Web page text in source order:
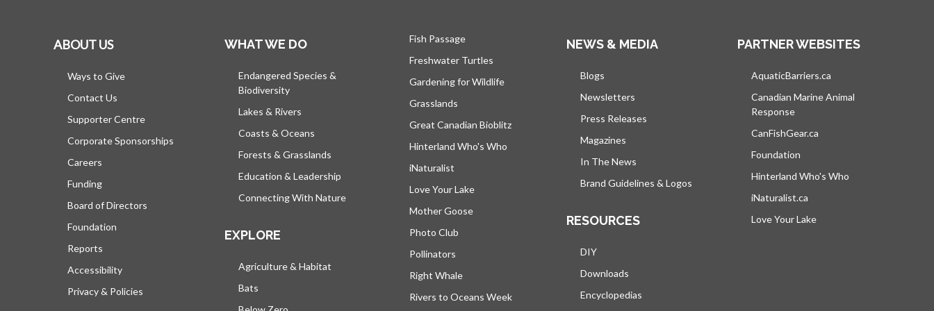
ABOUT US
Ways to Give
Contact Us
Supporter Centre
Corporate Sponsorships
Careers
Funding
Board of Directors
Foundation
Reports
Accessibility
Privacy & Policies
WHAT WE DO
Endangered Species &
Biodiversity
Lakes & Rivers
Coasts & Oceans
Forests & Grasslands
Education & Leadership
Connecting With Nature
EXPLORE
Agriculture & Habitat
Bats
Fish Passage
Freshwater Turtles
Gardening for Wildlife
Grasslands
Great Canadian Bioblitz
Hinterland Who's Who
iNaturalist
Love Your Lake
Mother Goose
Photo Club
Pollinators
Right Whale
Rivers to Oceans Week
NEWS & MEDIA
Blogs
Newsletters
Press Releases
Magazines
In The News
Brand Guidelines & Logos
RESOURCES
DIY
Downloads
Encyclopedias
PARTNER WEBSITES
AquaticBarriers.ca
Canadian Marine Animal
Response
CanFishGear.ca
Foundation
Hinterland Who's Who
iNaturalist.ca
Love Your Lake